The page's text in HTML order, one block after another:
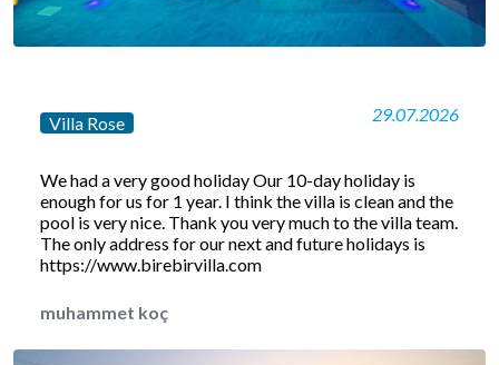
Villa Rose 29.07.2026
We had a very good holiday Our 10-day holiday is
enough for us for 1 year. I think the villa is clean and the
pool is very nice. Thank you very much to the villa team.
The only address for our next and future holidays is
https://www.birebirvilla.com
muhammet koç